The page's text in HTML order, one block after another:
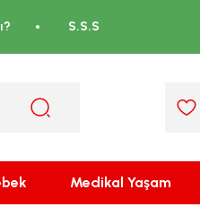
S.S.S
Medikal Yaşam